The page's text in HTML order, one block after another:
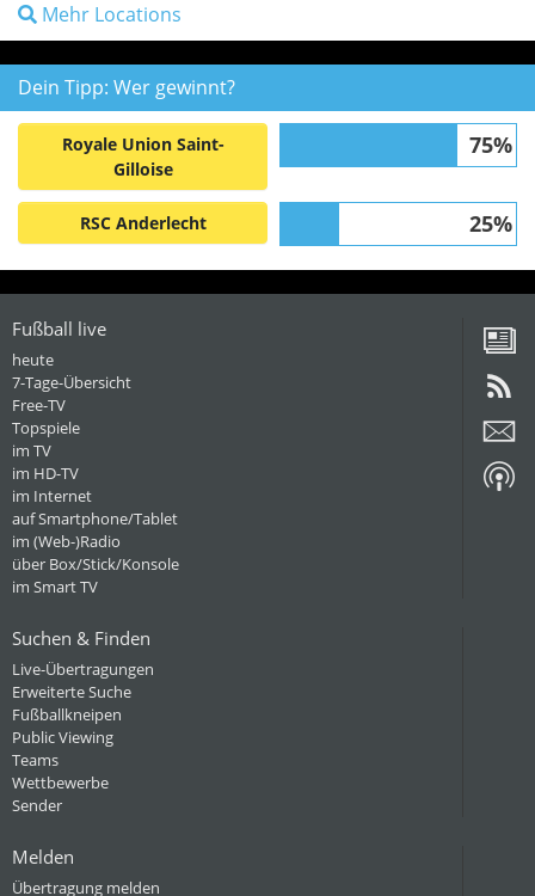
Mehr Locations
Dein Tipp: Wer gewinnt?
Royale Union Saint-
Gilloise
75%
RSC Anderlecht 25%
Fußball live
heute
7-Tage-Übersicht
Free-TV
Topspiele
im TV
im HD-TV
im Internet
auf Smartphone/Tablet
im (Web-)Radio
über Box/Stick/Konsole
im Smart TV
Suchen & Finden
Live-Übertragungen
Erweiterte Suche
Fußballkneipen
Public Viewing
Teams
Wettbewerbe
Sender
Melden
Übertragung melden